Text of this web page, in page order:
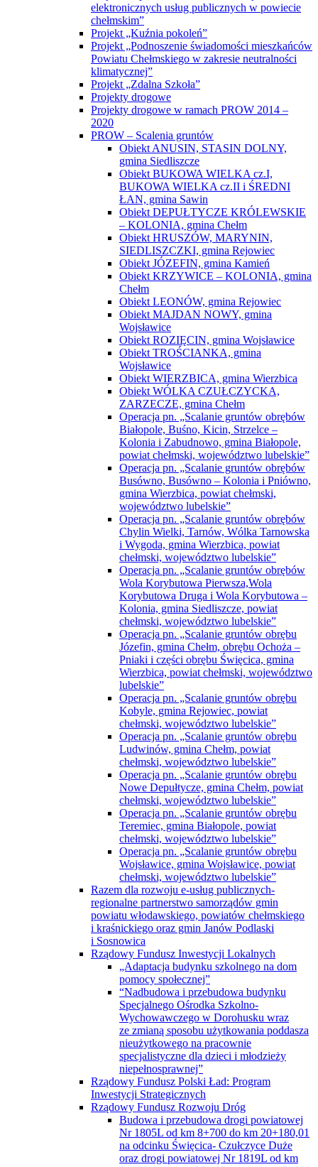
Operacja pn. „Scalanie gruntów obrębów
Wola Korybutowa Pierwsza,Wola
Korybutowa Druga i Wola Korybutowa –
Kolonia, gmina Siedliszcze, powiat
chełmski, województwo lubelskie”
Operacja pn. „Scalanie gruntów obrębu
Józefin, gmina Chełm, obrębu Ochoża –
Pniaki i części obrębu Święcica, gmina
Wierzbica, powiat chełmski, województwo
Operacja pn. „Scalanie gruntów obrębu
Kobyle, gmina Rejowiec, powiat
chełmski, województwo lubelskie”
Operacja pn. „Scalanie gruntów obrębu
Ludwinów, gmina Chełm, powiat
chełmski, województwo lubelskie”
Operacja pn. „Scalanie gruntów obrębu
Nowe Depułtycze, gmina Chełm, powiat
chełmski, województwo lubelskie”
Operacja pn. „Scalanie gruntów obrębu
Teremiec, gmina Białopole, powiat
chełmski, województwo lubelskie”
Operacja pn. „Scalanie gruntów obrębu
Wojsławice, gmina Wojsławice, powiat
chełmski, województwo lubelskie”
Razem dla rozwoju e-usług publicznych-
regionalne partnerstwo samorządów gmin
powiatu włodawskiego, powiatów chełmskiego
i kraśnickiego oraz gmin Janów Podlaski
i Sosnowica
Rządowy Fundusz Inwestycji Lokalnych
„Adaptacja budynku szkolnego na dom
pomocy społecznej”
“Nadbudowa i przebudowa budynku
Specjalnego Ośrodka Szkolno-
Wychowawczego w Dorohusku wraz
ze zmianą sposobu użytkowania poddasza
nieużytkowego na pracownie
specjalistyczne dla dzieci i młodzieży
niepełnosprawnej”
Rządowy Fundusz Polski Ład: Program
Inwestycji Strategicznych
Rządowy Fundusz Rozwoju Dróg
Budowa i przebudowa drogi powiatowej
Nr 1805L od km 8+700 do km 20+180,01
na odcinku Święcica- Czułczyce Duże
oraz drogi powiatowej Nr 1819L od km
0+000 do km 1+554,05 oraz od km 5+690
do km 7+500,03 na odcinku Staw-
Krobonosz
Przebudowa drogi powiatowej Nr 1814L
od km 0+000 do km 8+288,12 na odcinku
Pawłów—Liszno, drogi powiatowej
Nr 1815L od km 0+000 do km 4+647,75
na odcinku ul. Chełmska w Mieście
Rejowiec Fabryczny— Krasne oraz drogi
powiatowej Nr 1869L na odcinku od km
0+000 do km 1+369,11, ul. Wiejska
w Mieście Rejowiec Fabryczny
Przebudowa drogi powiatowej Nr 1823L
od km 4+118 do km 20+533 na odcinku
Nowiny— Rudka, drogi powiatowej
nr 1824L od km 0+000 do km 6+519,65
na odcinku Ruda-Kolonia —Rudka
oraz drogi powiatowej Nr 1828L od km
0+000 do km 5+548,08 na odcinku
Srebrzyszcze —Gotówka
Wsparcie działań związanych
z przeciwdziałaniem skutkom rozprzestrzeniania
się pandemii COVID-19 w domach pomocy
społecznej
Współpraca międzyregionalna powiatu
chełmskiego i miasta Chełm szansą rozwoju
turystyki ziemi chełmskiej jako atrakcji
wschodniej granicy Unii Europejskiej
Strategia rozwoju Powiatu
Komisje Rady Powiatu
Skład Rady Powiatu
Uchwały Rady Powiatu
Stan przejezdności dróg
Kierownictwo
Sekretarz Powiatu
Skarbnik Powiatu
Starosta
Wicestarosta
Schemat Organizacyjny
Archiwum Zakładowe